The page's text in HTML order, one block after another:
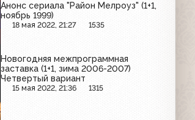
Анонс сериала "Район Мелроуз" (1+1,
ноябрь 1999)
18 мая 2022, 21:27 1535
Новогодняя межпрограммная
заставка (1+1, зима 2006-2007)
Четвертый вариант
15 мая 2022, 21:36 1315